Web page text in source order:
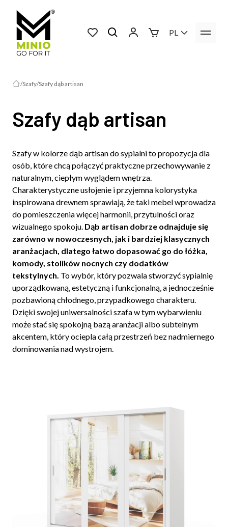
PL
Szafy Szafy dąb artisan
Szafy dąb artisan
Szafy w kolorze dąb artisan do sypialni to propozycja dla
osób, które chcą połączyć praktyczne przechowywanie z
naturalnym, ciepłym wyglądem wnętrza.
Charakterystyczne usłojenie i przyjemna kolorystyka
inspirowana drewnem sprawiają, że taki mebel wprowadza
do pomieszczenia więcej harmonii, przytulności oraz
wizualnego spokoju. Dąb artisan dobrze odnajduje się
zarówno w nowoczesnych, jak i bardziej klasycznych
aranżacjach, dlatego łatwo dopasować go do łóżka,
komody, stolików nocnych czy dodatków
tekstylnych. To wybór, który pozwala stworzyć sypialnię
uporządkowaną, estetyczną i funkcjonalną, a jednocześnie
pozbawioną chłodnego, przypadkowego charakteru.
Dzięki swojej uniwersalności szafa w tym wybarwieniu
może stać się spokojną bazą aranżacji albo subtelnym
akcentem, który ociepla całą przestrzeń bez nadmiernego
dominowania nad wystrojem.